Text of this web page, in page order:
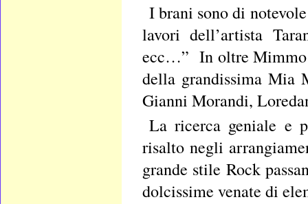
I brani sono di
lavori dell’artista
ecc…” In oltre Mimmo
della grandissima Mia
Gianni Morandi,
La ricerca geniale e
risalto negli
grande stile Rock
dolcissime venate di